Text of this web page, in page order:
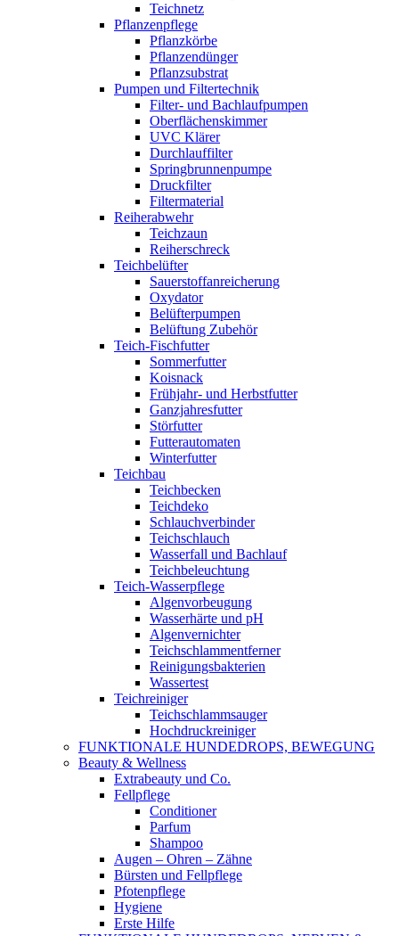
Teichnetz
Pflanzenpflege
Pflanzkörbe
Pflanzendünger
Pflanzsubstrat
Pumpen und Filtertechnik
Filter- und Bachlaufpumpen
Oberflächenskimmer
UVC Klärer
Durchlauffilter
Springbrunnenpumpe
Druckfilter
Filtermaterial
Reiherabwehr
Teichzaun
Reiherschreck
Teichbelüfter
Sauerstoffanreicherung
Oxydator
Belüfterpumpen
Belüftung Zubehör
Teich-Fischfutter
Sommerfutter
Koisnack
Frühjahr- und Herbstfutter
Ganzjahresfutter
Störfutter
Futterautomaten
Winterfutter
Teichbau
Teichbecken
Teichdeko
Schlauchverbinder
Teichschlauch
Wasserfall und Bachlauf
Teichbeleuchtung
Teich-Wasserpflege
Algenvorbeugung
Wasserhärte und pH
Algenvernichter
Teichschlammentferner
Reinigungsbakterien
Wassertest
Teichreiniger
Teichschlammsauger
Hochdruckreiniger
FUNKTIONALE HUNDEDROPS, BEWEGUNG
Beauty & Wellness
Extrabeauty und Co.
Fellpflege
Conditioner
Parfum
Shampoo
Augen – Ohren – Zähne
Bürsten und Fellpflege
Pfotenpflege
Hygiene
Erste Hilfe